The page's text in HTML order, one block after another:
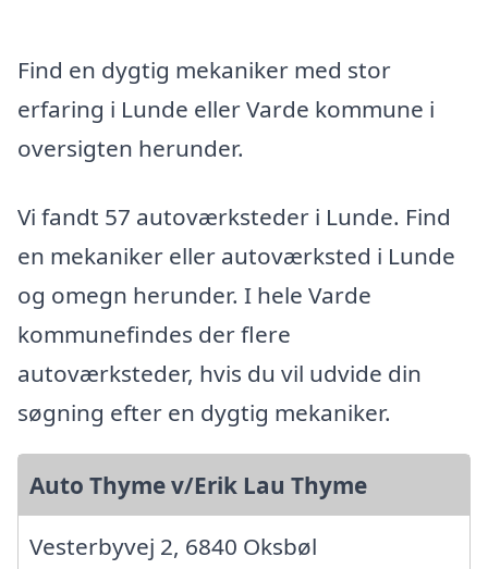
Find en dygtig mekaniker med stor
erfaring i Lunde eller Varde kommune i
oversigten herunder.
Vi fandt 57 autoværksteder i Lunde. Find
en mekaniker eller autoværksted i Lunde
og omegn herunder. I hele Varde
kommunefindes der flere
autoværksteder, hvis du vil udvide din
søgning efter en dygtig mekaniker.
Auto Thyme v/Erik Lau Thyme
Vesterbyvej 2, 6840 Oksbøl